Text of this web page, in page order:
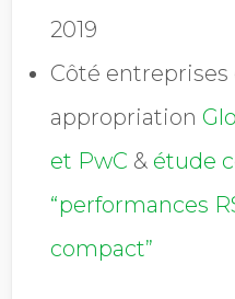
2019
Côté
appropriation
et PwC & étude
“performances
compact”